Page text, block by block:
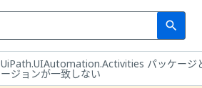
search
Search
UiPath.UIAutomation.Activities パッケージ
ージョンが一致しない